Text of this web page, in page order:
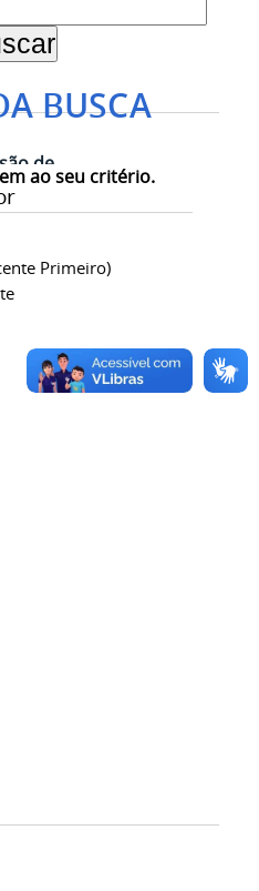
BUSCA
ao seu critério.
Primeiro)
de
Agrárias